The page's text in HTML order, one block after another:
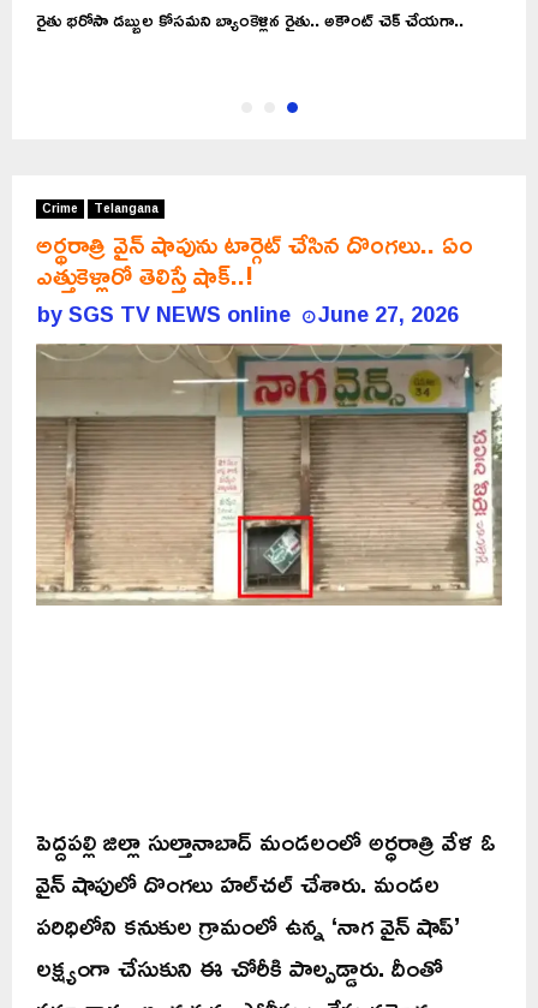
రైతు భరోసా డబ్బుల కోసమని బ్యాంకెళ్లిన రైతు.. అకౌంట్‌ చెక్‌ చేయగా..
Crime Telangana
అర్థరాత్రి వైన్ షాపును టార్గెట్ చేసిన దొంగలు.. ఏం
ఎత్తుకెళ్లారో తెలిస్తే షాక్..!
bySGS TV NEWS online June 27, 2026
పెద్దపల్లి జిల్లా సుల్తానాబాద్ మండలంలో అర్ధరాత్రి వేళ ఓ
వైన్ షాపులో దొంగలు హల్‌చల్ చేశారు. మండల
పరిధిలోని కనుకుల గ్రామంలో ఉన్న ‘నాగ వైన్ షాప్’
లక్ష్యంగా చేసుకుని ఈ చోరీకి పాల్పడ్డారు. దీంతో